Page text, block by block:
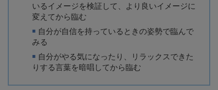
いるイメージを検証して、より良いイメージに
変えてから臨む
自分が自信を持っているときの姿勢で臨んで
みる
自分がやる気になったり、リラックスできた
りする言葉を暗唱してから臨む